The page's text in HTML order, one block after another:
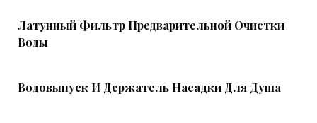
Латунный Фильтр Предварительной Очистки
Воды
Водовыпуск И Держатель Насадки Для Душа